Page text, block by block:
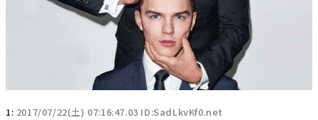
1: 2017/07/22(土) 07:16:47.03 ID:SadLkvKf0.net